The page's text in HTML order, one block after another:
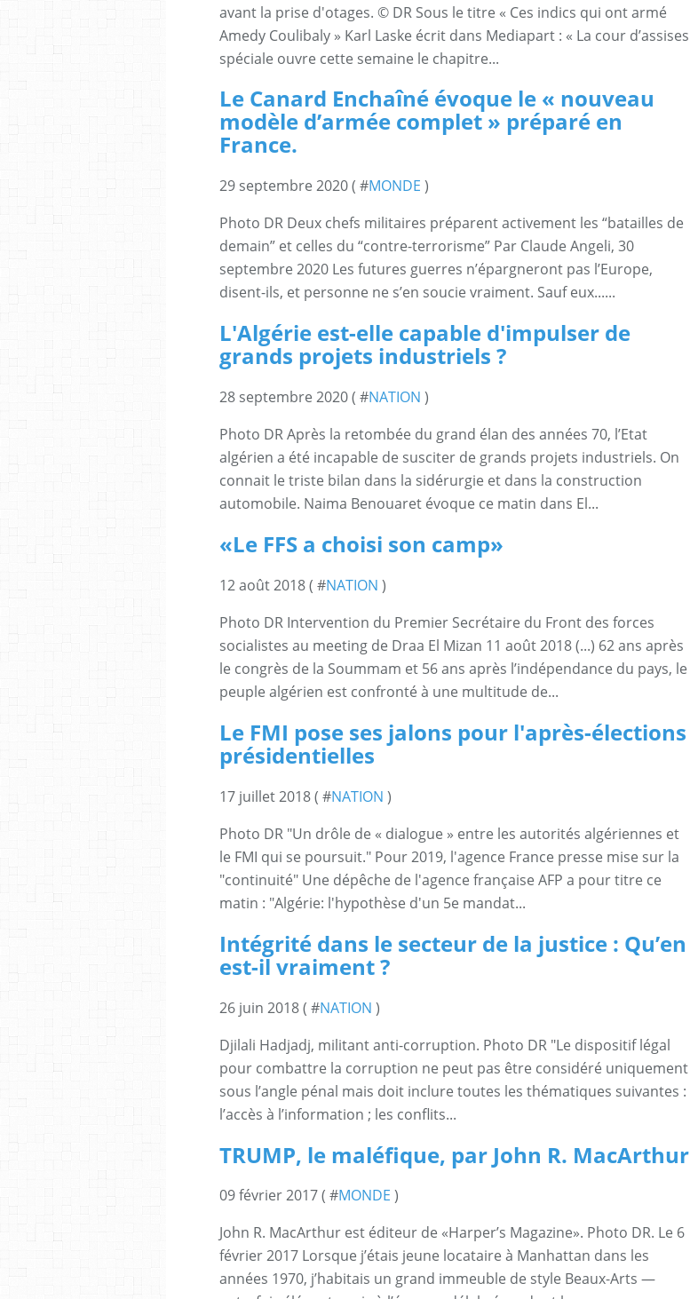
avant la prise d'otages. © DR Sous le titre « Ces indics qui ont armé
Amedy Coulibaly » Karl Laske écrit dans Mediapart : « La cour d’assises
spéciale ouvre cette semaine le chapitre...
Le Canard Enchaîné évoque le « nouveau
modèle d’armée complet » préparé en
France.
29 septembre 2020 ( #MONDE )
Photo DR Deux chefs militaires préparent activement les “batailles de
demain” et celles du “contre-terrorisme” Par Claude Angeli, 30
septembre 2020 Les futures guerres n’épargneront pas l’Europe,
disent-ils, et personne ne s’en soucie vraiment. Sauf eux......
L'Algérie est-elle capable d'impulser de
grands projets industriels ?
28 septembre 2020 ( #NATION )
Photo DR Après la retombée du grand élan des années 70, l’Etat
algérien a été incapable de susciter de grands projets industriels. On
connait le triste bilan dans la sidérurgie et dans la construction
automobile. Naima Benouaret évoque ce matin dans El...
«Le FFS a choisi son camp»
12 août 2018 ( #NATION )
Photo DR Intervention du Premier Secrétaire du Front des forces
socialistes au meeting de Draa El Mizan 11 août 2018 (...) 62 ans après
le congrès de la Soummam et 56 ans après l’indépendance du pays, le
peuple algérien est confronté à une multitude de...
Le FMI pose ses jalons pour l'après-élections
présidentielles
17 juillet 2018 ( #NATION )
Photo DR "Un drôle de « dialogue » entre les autorités algériennes et
le FMI qui se poursuit." Pour 2019, l'agence France presse mise sur la
"continuité" Une dépêche de l'agence française AFP a pour titre ce
matin : "Algérie: l'hypothèse d'un 5e mandat...
Intégrité dans le secteur de la justice : Qu’en
est-il vraiment ?
26 juin 2018 ( #NATION )
Djilali Hadjadj, militant anti-corruption. Photo DR "Le dispositif légal
pour combattre la corruption ne peut pas être considéré uniquement
sous l’angle pénal mais doit inclure toutes les thématiques suivantes :
l’accès à l’information ; les conflits...
TRUMP, le maléfique, par John R. MacArthur
09 février 2017 ( #MONDE )
John R. MacArthur est éditeur de «Harper’s Magazine». Photo DR. Le 6
février 2017 Lorsque j’étais jeune locataire à Manhattan dans les
années 1970, j’habitais un grand immeuble de style Beaux-Arts —